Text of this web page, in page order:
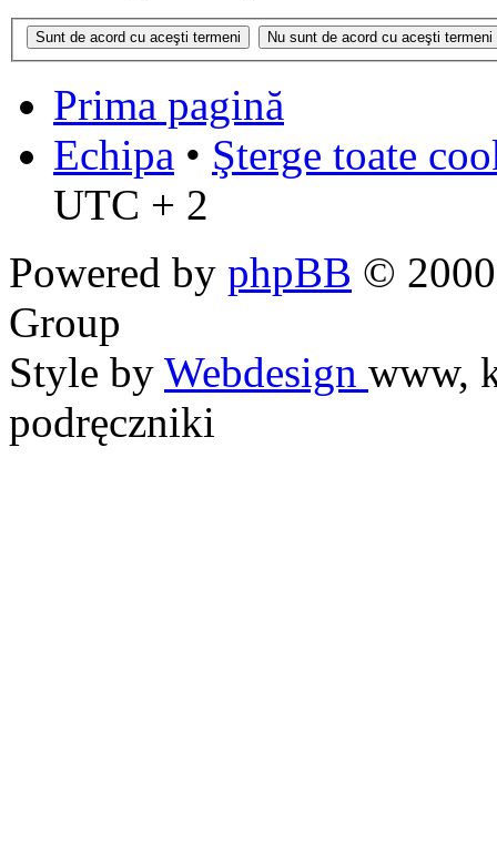
Prima pagină
Echipa • Şterge toate
UTC + 2
Powered by phpBB ©
Group
Style by Webdesign www,
podręczniki